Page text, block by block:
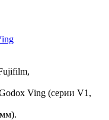
Ving (серии V1,